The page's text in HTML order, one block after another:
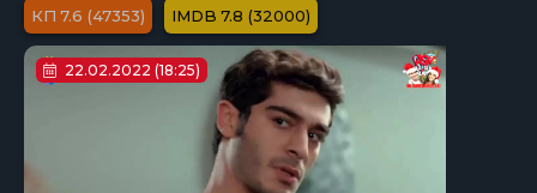
7.6 (47353) 7.8 (32000)
22.02.2022 (18:25)